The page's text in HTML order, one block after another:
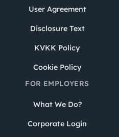
User Agreement
Disclosure Text
KVKK Policy
Cookie Policy
FOR EMPLOYERS
What We Do?
Corporate Login